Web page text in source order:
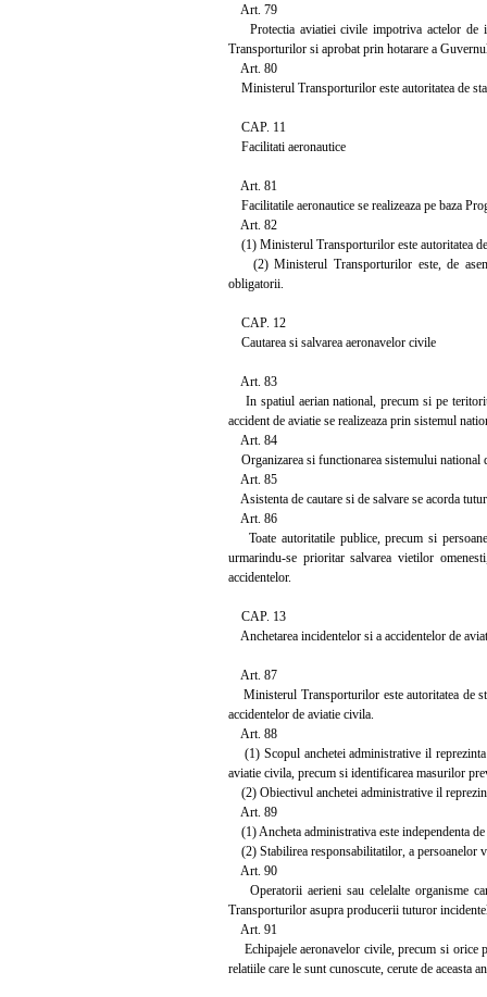
Art. 79
Protectia aviatiei civile impotriva actelor de
Transporturilor si aprobat prin hotarare a
Art. 80
Ministerul Transporturilor este autoritatea de
CAP. 11
Facilitati aeronautice
Art. 81
Facilitatile aeronautice se realizeaza pe baza
Art. 82
(1) Ministerul Transporturilor este autoritatea
(2) Ministerul Transporturilor este, de
obligatorii.
CAP. 12
Cautarea si salvarea aeronavelor civile
Art. 83
In spatiul aerian national, precum si pe
accident de aviatie se realizeaza prin sistemul
Art. 84
Organizarea si functionarea sistemului national
Art. 85
Asistenta de cautare si de salvare se acorda
Art. 86
Toate autoritatile publice, precum si
urmarindu-se prioritar salvarea vietilor
accidentelor.
CAP. 13
Anchetarea incidentelor si a accidentelor de
Art. 87
Ministerul Transporturilor este autoritatea de
accidentelor de aviatie civila.
Art. 88
(1) Scopul anchetei administrative il reprezinta
aviatie civila, precum si identificarea masurilor
(2) Obiectivul anchetei administrative il
Art. 89
(1) Ancheta administrativa este independenta
(2) Stabilirea responsabilitatilor, a persoanelor
Art. 90
Operatorii aerieni sau celelalte organisme
Transporturilor asupra producerii tuturor
Art. 91
Echipajele aeronavelor civile, precum si orice
relatiile care le sunt cunoscute, cerute de aceasta